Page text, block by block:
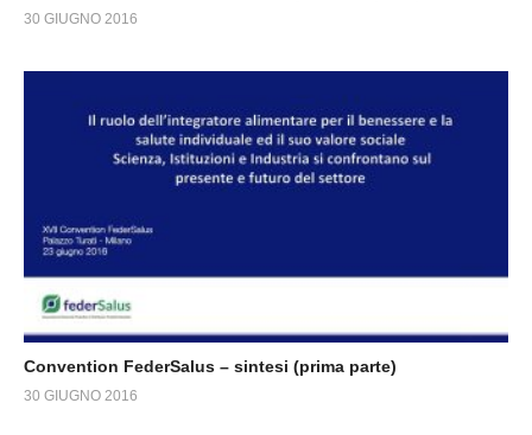
30 GIUGNO 2016
Convention FederSalus – sintesi (prima parte)
30 GIUGNO 2016